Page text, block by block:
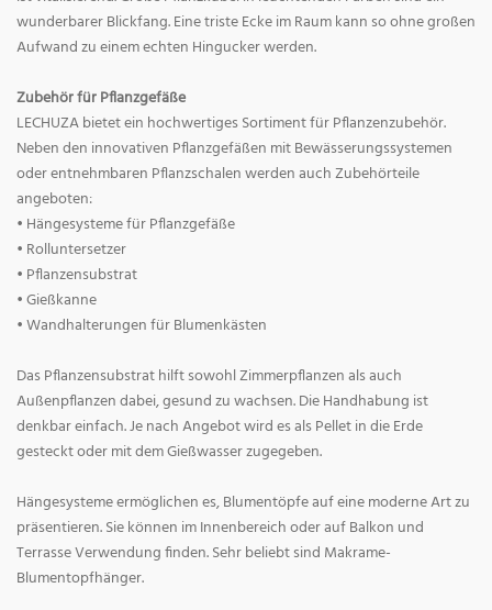
wunderbarer Blickfang. Eine triste Ecke im Raum kann so ohne großen
Aufwand zu einem echten Hingucker werden.
Zubehör für Pflanzgefäße
LECHUZA bietet ein hochwertiges Sortiment für Pflanzenzubehör.
Neben den innovativen Pflanzgefäßen mit Bewässerungssystemen
oder entnehmbaren Pflanzschalen werden auch Zubehörteile
angeboten:
• Hängesysteme für Pflanzgefäße
• Rolluntersetzer
• Pflanzensubstrat
• Gießkanne
• Wandhalterungen für Blumenkästen
Das Pflanzensubstrat hilft sowohl Zimmerpflanzen als auch
Außenpflanzen dabei, gesund zu wachsen. Die Handhabung ist
denkbar einfach. Je nach Angebot wird es als Pellet in die Erde
gesteckt oder mit dem Gießwasser zugegeben.
Hängesysteme ermöglichen es, Blumentöpfe auf eine moderne Art zu
präsentieren. Sie können im Innenbereich oder auf Balkon und
Terrasse Verwendung finden. Sehr beliebt sind Makrame-
Blumentopfhänger.